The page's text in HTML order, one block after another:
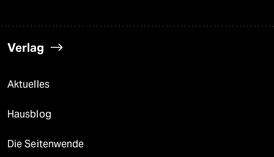
Verlag
Aktuelles
Hausblog
Die Seitenwende